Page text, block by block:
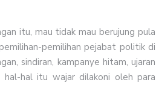
itu, mau tidak mau berujung pula
pemilihan pejabat politik di
sindiran, kampanye hitam, ujaran
hal-hal itu wajar dilakoni oleh para